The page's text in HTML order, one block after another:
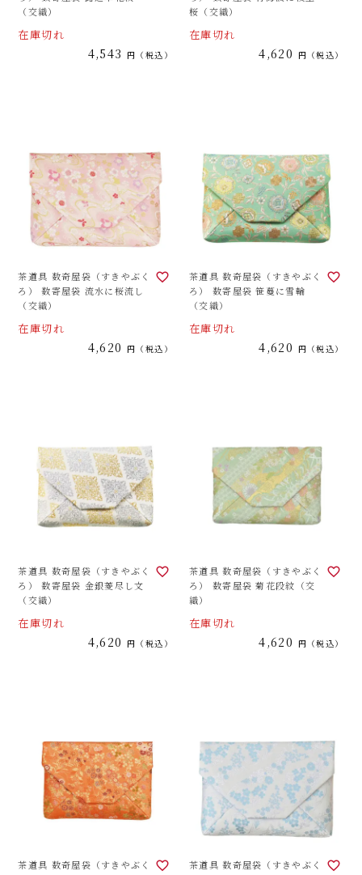
（交織）
在庫切れ
4,543 税込
桜（交織）
在庫切れ
4,620 税込
茶道具 数奇屋袋（すきやぶく
ろ） 数寄屋袋 流水に桜流し
（交織）
在庫切れ
4,620 税込
茶道具 数奇屋袋（すきやぶく
ろ） 数寄屋袋 笹蔓に雪輪
（交織）
在庫切れ
4,620 税込
茶道具 数奇屋袋（すきやぶく
ろ） 数寄屋袋 金銀菱尽し文
（交織）
在庫切れ
4,620 税込
茶道具 数奇屋袋（すきやぶく
ろ） 数寄屋袋 菊花段紋（交
織）
在庫切れ
4,620 税込
茶道具 数奇屋袋（すきやぶく
茶道具 数奇屋袋（すきやぶく